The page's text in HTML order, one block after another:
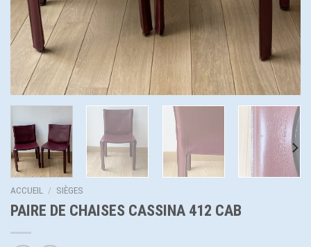
ACCUEIL / SIÈGES
PAIRE DE CHAISES CASSINA 412 CAB